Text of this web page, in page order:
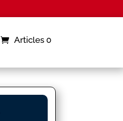
Articles 0